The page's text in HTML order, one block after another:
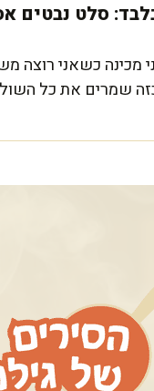
בלבד: סלט נבטים
מכינה כשאני רוצה
שמרים את כל